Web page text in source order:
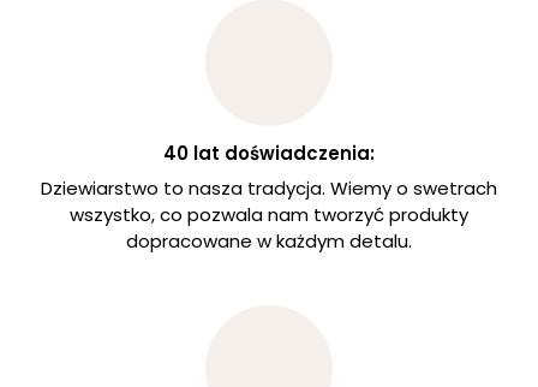
40 lat doświadczenia:
Dziewiarstwo to nasza tradycja. Wiemy o swetrach
wszystko, co pozwala nam tworzyć produkty
dopracowane w każdym detalu.